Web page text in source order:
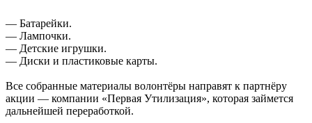
— Батарейки.
— Лампочки.
— Детские игрушки.
— Диски и пластиковые карты.
Все собранные материалы волонтёры направят к партнёру
акции — компании «Первая Утилизация», которая займется
дальнейшей переработкой.